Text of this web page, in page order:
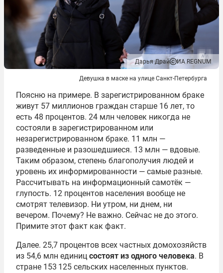
Дарья Драй ИА REGNUM
Девушка в маске на улице Санкт-Петербурга
Поясню на примере. В зарегистрированном браке
живут 57 миллионов граждан старше 16 лет, то
есть 48 процентов. 24 млн человек никогда не
состояли в зарегистрированном или
незарегистрированном браке. 11 млн —
разведенные и разошедшиеся. 13 млн — вдовые.
Таким образом, степень благополучия людей и
уровень их информированности — самые разные.
Рассчитывать на информационный самотёк —
глупость. 12 процентов населения вообще не
смотрят телевизор. Ни утром, ни днем, ни
вечером. Почему? Не важно. Сейчас не до этого.
Примите этот факт как факт.
Далее. 25,7 процентов всех частных домохозяйств
из 54,6 млн единиц состоят из одного человека. В
стране 153 125 сельских населенных пунктов.